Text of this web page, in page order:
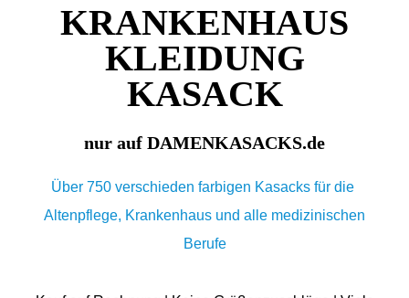
KRANKENHAUS
KLEIDUNG
KASACK
nur auf DAMENKASACKS.de
Über 750 verschieden farbigen Kasacks für die
Altenpflege, Krankenhaus und alle medizinischen
Berufe